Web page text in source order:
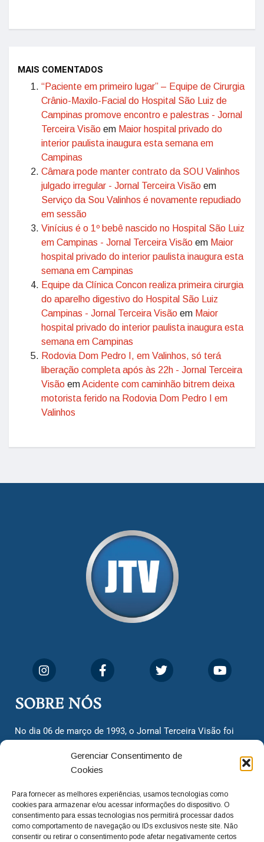
Gerenciar Consentimento de
Cookies
Para fornecer as melhores experiências, usamos tecnologias como
cookies para armazenar e/ou acessar informações do dispositivo. O
consentimento para essas tecnologias nos permitirá processar dados
como comportamento de navegação ou IDs exclusivos neste site. Não
consentir ou retirar o consentimento pode afetar negativamente certos
MAIS COMENTADOS
“Paciente em primeiro lugar” – Equipe de Cirurgia
Crânio-Maxilo-Facial do Hospital São Luiz de
Campinas promove encontro e palestras - Jornal
Terceira Visão em Maior hospital privado do
interior paulista inaugura esta semana em
Campinas
Câmara pode manter contrato da SOU Valinhos
julgado irregular - Jornal Terceira Visão em
Serviço da Sou Valinhos é novamente repudiado
em sessão
Vinícius é o 1º bebê nascido no Hospital São Luiz
em Campinas - Jornal Terceira Visão em Maior
hospital privado do interior paulista inaugura esta
semana em Campinas
Equipe da Clínica Concon realiza primeira cirurgia
do aparelho digestivo do Hospital São Luiz
Campinas - Jornal Terceira Visão em Maior
hospital privado do interior paulista inaugura esta
semana em Campinas
Rodovia Dom Pedro I, em Valinhos, só terá
liberação completa após às 22h - Jornal Terceira
Visão emAcidente com caminhão bitrem deixa
motorista ferido na Rodovia Dom Pedro I em
Valinhos
SOBRE NÓS
No dia 06 de março de 1993, o Jornal Terceira Visão foi
cidadãos valinhenses, já que naquela época só existiam
dois jornais. Há mais de 30 anos, o jornal continua
com o foco de trazer as melhores notícias. Nunca
deixamos de lado as necessidades do cidadão, sempre
questionando os órgãos públicos em busca de melhorias